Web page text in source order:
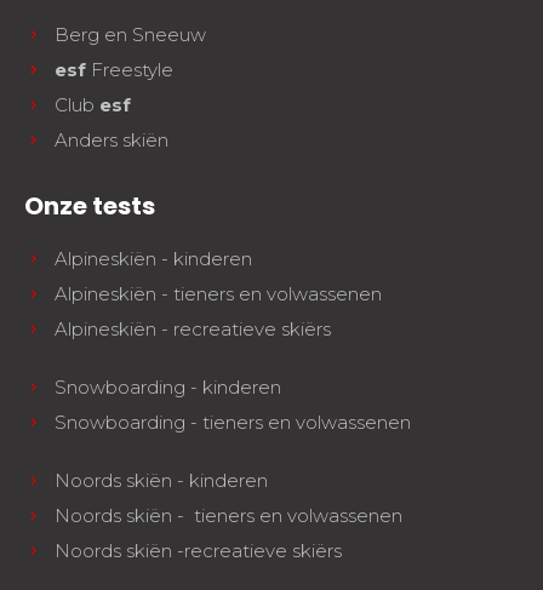
Berg en Sneeuw
esf Freestyle
Club esf
Anders skiën
Onze tests
Alpineskiën - kinderen
Alpineskiën - tieners en volwassenen
Alpineskiën - recreatieve skiërs
Snowboarding - kinderen
Snowboarding - tieners en volwassenen
Noords skiën - kinderen
Noords skiën - tieners en volwassenen
Noords skiën -recreatieve skiërs